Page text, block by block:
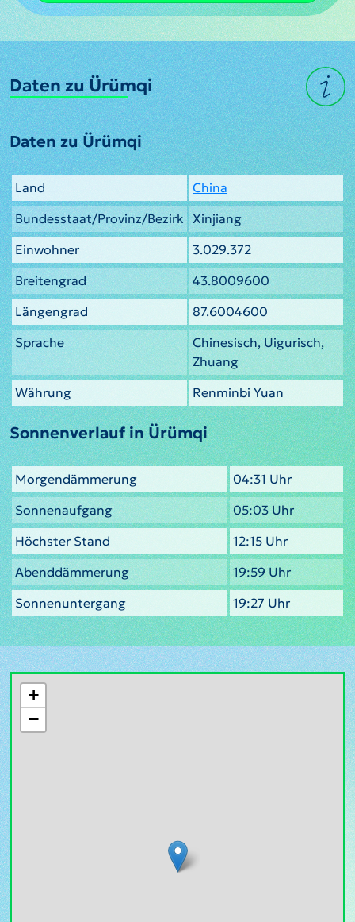
Daten zu Ürümqi
Daten zu Ürümqi
Land
China
Bundesstaat/Provinz/Bezirk Xinjiang
Einwohner
3.029.372
Breitengrad
43.8009600
Längengrad
87.6004600
Sprache
Chinesisch, Uigurisch,
Zhuang
Währung
Renminbi Yuan
Sonnenverlauf in Ürümqi
Morgendämmerung
04:31 Uhr
Sonnenaufgang
05:03 Uhr
Höchster Stand
12:15 Uhr
Abenddämmerung
19:59 Uhr
Sonnenuntergang
19:27 Uhr
+
−